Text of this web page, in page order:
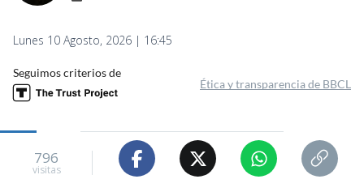
Lunes 10 Agosto, 2026 | 16:45
Seguimos criterios de
Ética y transparencia de BBCL
796
visitas